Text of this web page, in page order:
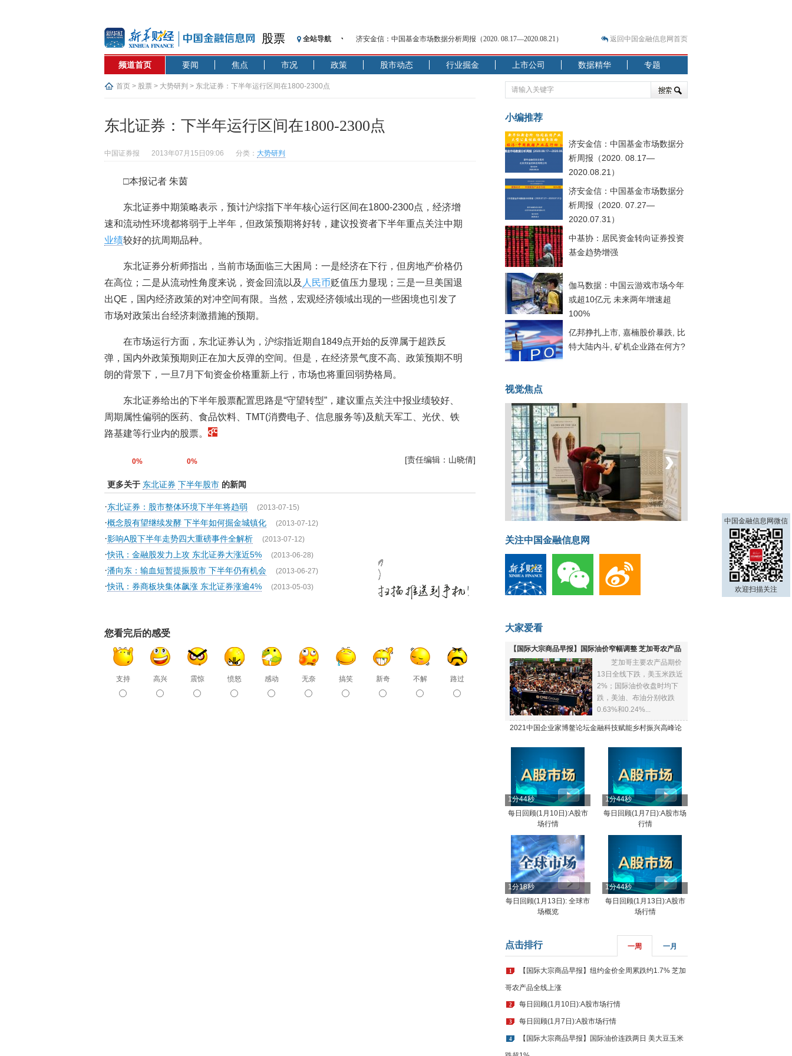
股票 全站导航
济安金信：中国基金市场数据分析周报（2020. 08.17—2020.08.21）
记者手记：疫情下的香港零售业如何浴火重生？
【见·闻】疫情下一家香港传统零售商的转型突围之旅
济安金信：中国基金市场数据分析周报（2020. 07.27—2020.07.31）
【新华财经调查】同业存单、结构性存款玩起“跷跷板” 结构性失衡藏
在“隐秘的角落”
央行公开市场净投放300亿元 短端资金利率明显下行
恒生聚源：北斗收官之星发射成功，全产业链解析
济安金信：中国基金市场数据分析周报（2020. 08.17—2020.08.21）
返回中国金融信息网首页
频道首页 要闻 焦点 市况 政策 股市动态 行业掘金 上市公司 数据精华 专题
首页 > 股票 > 大势研判 > 东北证券：下半年运行区间在1800-2300点
东北证券：下半年运行区间在1800-2300点
中国证券报 2013年07月15日09:06 分类： 大势研判
□本报记者 朱茵
东北证券中期策略表示，预计沪综指下半年核心运行区间在1800-2300点，经济增
速和流动性环境都将弱于上半年，但政策预期将好转，建议投资者下半年重点关注中期
业绩较好的抗周期品种。
东北证券分析师指出，当前市场面临三大困局：一是经济在下行，但房地产价格仍
在高位；二是从流动性角度来说，资金回流以及 人民币贬值压力显现；三是一旦美国退
出QE，国内经济政策的对冲空间有限。当然，宏观经济领域出现的一些困境也引发了
市场对政策出台经济刺激措施的预期。
在市场运行方面，东北证券认为，沪综指近期自1849点开始的反弹属于超跌反
弹，国内外政策预期则正在加大反弹的空间。但是，在经济景气度不高、政策预期不明
朗的背景下，一旦7月下旬资金价格重新上行，市场也将重回弱势格局。
东北证券给出的下半年股票配置思路是“守望转型”，建议重点关注中报业绩较好、
周期属性偏弱的医药、食品饮料、TMT(消费电子、信息服务等)及航天军工、光伏、铁
路基建等行业内的股票。
0% 0% [责任编辑：山晓倩]
更多关于 东北证券 下半年股市 的新闻
·东北证券：股市整体环境下半年将趋弱 (2013-07-15)
·概念股有望继续发酵 下半年如何掘金城镇化 (2013-07-12)
·影响A股下半年走势四大重磅事件全解析 (2013-07-12)
·快讯：金融股发力上攻 东北证券大涨近5% (2013-06-28)
·潘向东：输血短暂提振股市 下半年仍有机会 (2013-06-27)
·快讯：券商板块集体飙涨 东北证券涨逾4% (2013-05-03)
您看完后的感受
支持 高兴 震惊 愤怒 感动 无奈 搞笑 新奇 不解 路过
小编推荐
济安金信：中国基金市场数据分
析周报（2020. 08.17—
2020.08.21）
济安金信：中国基金市场数据分
析周报（2020. 07.27—
2020.07.31）
中基协：居民资金转向证券投资
基金趋势增强
伽马数据：中国云游戏市场今年
或超10亿元 未来两年增速超
100%
亿邦挣扎上市, 嘉楠股价暴跌, 比
特大陆内斗, 矿机企业路在何方?
视觉焦点
菲律宾：防疫降级
‹ ›
关注中国金融信息网
大家爱看
【国际大宗商品早报】国际油价窄幅调整 芝加哥农产品
全线下跌
芝加哥主要农产品期价
13日全线下跌，美玉米跌近
2%；国际油价收盘时均下
跌，美油、布油分别收跌
0.63%和0.24%...
2021中国企业家博鳌论坛金融科技赋能乡村振兴高峰论
1分44秒
每日回顾(1月10日):A股市
场行情
1分44秒
每日回顾(1月7日):A股市场
行情
1分18秒
每日回顾(1月13日): 全球市
场概览
1分44秒
每日回顾(1月13日):A股市
场行情
点击排行 一周 一月
1 【国际大宗商品早报】纽约金价全周累跌约1.7% 芝加
哥农产品全线上涨
2 每日回顾(1月10日):A股市场行情
3 每日回顾(1月7日):A股市场行情
4 【国际大宗商品早报】国际油价连跌两日 美大豆玉米
中国金融信息网微信
欢迎扫描关注